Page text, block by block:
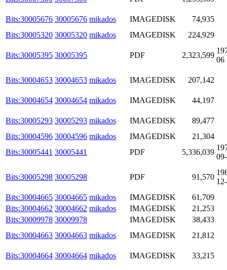
Bits:30005676 30005676 mikados IMAGEDISK
74,935
Bits:30005320 30005320 mikados IMAGEDISK 224,929
Bits:30005395 30005395 PDF 2,323,599
06
Bits:30004653 30004653 mikados IMAGEDISK 207,142
Bits:30004654 30004654 mikados IMAGEDISK 44,197
Bits:30005293 30005293 mikados IMAGEDISK
89,477
Bits:30004596 30004596 mikados IMAGEDISK
21,304
Bits:30005441 30005441 PDF 5,336,039
Bits:30005298 30005298 PDF 91,570
Bits:30004665 30004665 mikados IMAGEDISK
61,709
Bits:30004662 30004662 mikados IMAGEDISK
21,253
Bits:30009978 30009978 IMAGEDISK
38,433
Bits:30004663 30004663 mikados IMAGEDISK 21,812
Bits:30004664 30004664 mikados IMAGEDISK 33,215